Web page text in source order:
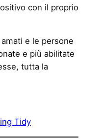
con il proprio
e le persone
e più abilitate
tutta la
Tidy